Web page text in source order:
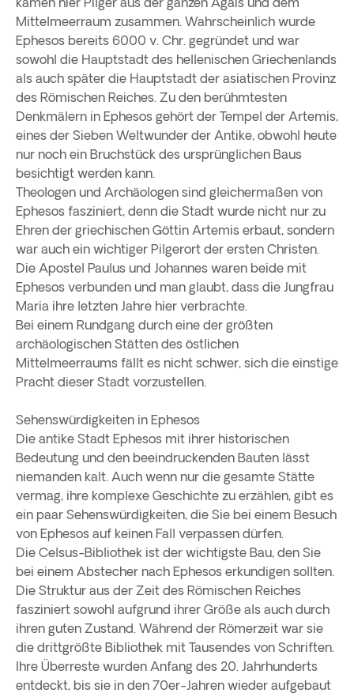
Mittelmeerraum zusammen. Wahrscheinlich wurde
Ephesos bereits 6000 v. Chr. gegründet und war
sowohl die Hauptstadt des hellenischen Griechenlands
als auch später die Hauptstadt der asiatischen Provinz
des Römischen Reiches. Zu den berühmtesten
Denkmälern in Ephesos gehört der Tempel der Artemis,
eines der Sieben Weltwunder der Antike, obwohl heute
nur noch ein Bruchstück des ursprünglichen Baus
besichtigt werden kann.
Theologen und Archäologen sind gleichermaßen von
Ephesos fasziniert, denn die Stadt wurde nicht nur zu
Ehren der griechischen Göttin Artemis erbaut, sondern
war auch ein wichtiger Pilgerort der ersten Christen.
Die Apostel Paulus und Johannes waren beide mit
Ephesos verbunden und man glaubt, dass die Jungfrau
Maria ihre letzten Jahre hier verbrachte.
Bei einem Rundgang durch eine der größten
archäologischen Stätten des östlichen
Mittelmeerraums fällt es nicht schwer, sich die einstige
Pracht dieser Stadt vorzustellen.
Sehenswürdigkeiten in Ephesos
Die antike Stadt Ephesos mit ihrer historischen
Bedeutung und den beeindruckenden Bauten lässt
niemanden kalt. Auch wenn nur die gesamte Stätte
vermag, ihre komplexe Geschichte zu erzählen, gibt es
ein paar Sehenswürdigkeiten, die Sie bei einem Besuch
von Ephesos auf keinen Fall verpassen dürfen.
Die Celsus-Bibliothek ist der wichtigste Bau, den Sie
bei einem Abstecher nach Ephesos erkundigen sollten.
Die Struktur aus der Zeit des Römischen Reiches
fasziniert sowohl aufgrund ihrer Größe als auch durch
ihren guten Zustand. Während der Römerzeit war sie
die drittgrößte Bibliothek mit Tausendes von Schriften.
Ihre Überreste wurden Anfang des 20. Jahrhunderts
entdeckt, bis sie in den 70er-Jahren wieder aufgebaut